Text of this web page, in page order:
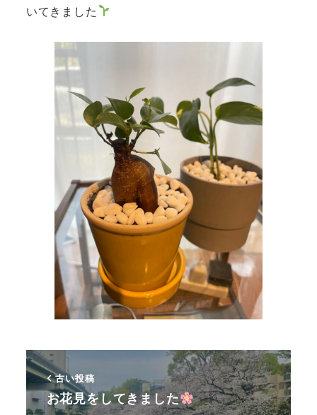
いてきました
古い投稿
お花見をしてきました